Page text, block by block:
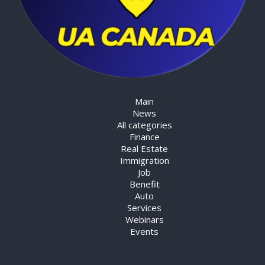
Main
News
All categories
Finance
Real Estate
Immigration
Job
Benefit
Auto
Services
Webinars
Events